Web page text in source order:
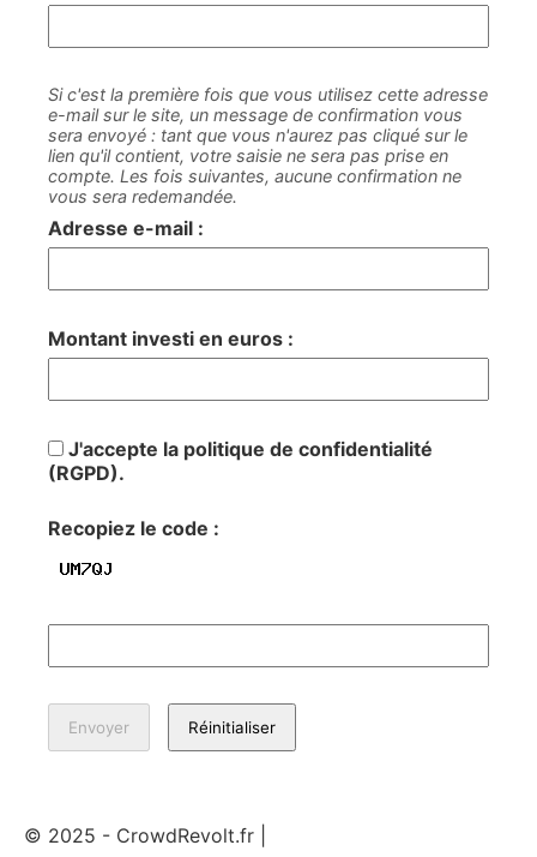
Si c'est la première fois que vous utilisez cette adresse
e-mail sur le site, un message de confirmation vous
sera envoyé : tant que vous n'aurez pas cliqué sur le
lien qu'il contient, votre saisie ne sera pas prise en
compte. Les fois suivantes, aucune confirmation ne
vous sera redemandée.
Adresse e-mail :
Montant investi en euros :
J'accepte la politique de confidentialité
(RGPD).
Recopiez le code :
© 2025 - CrowdRevolt.fr |